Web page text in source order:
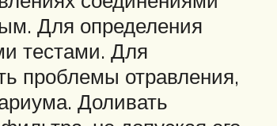
Для определения
тестами. Для
проблемы отравления,
Доливать